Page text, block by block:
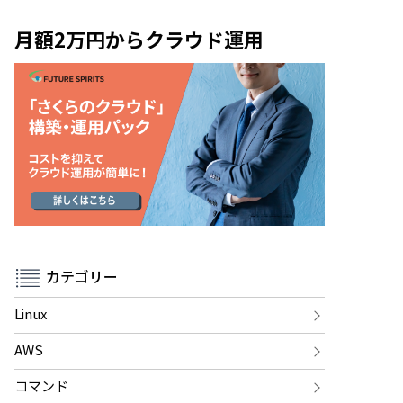
月額2万円からクラウド運用
カテゴリー
Linux
AWS
コマンド